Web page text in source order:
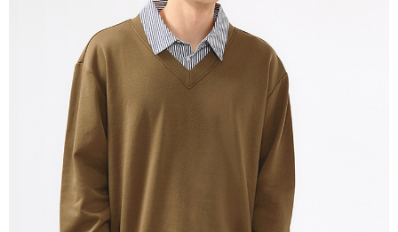
每筆NT$130，滿NT$1,000(含以上)免運費